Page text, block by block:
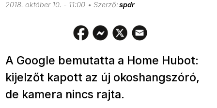
2018. október 10. - 11:00 spdr
A Google bemutatta a Home Hubot:
kijelzőt kapott az új okoshangszóró,
de kamera nincs rajta.